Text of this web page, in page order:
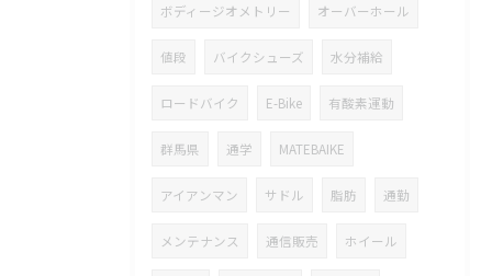
ボディージオメトリー オーバーホール
値段 バイクシューズ 水分補給
ロードバイク E-Bike 有酸素運動
群馬県 通学 MATEBAIKE
アイアンマン サドル 脂肪 通勤
メンテナンス 通信販売 ホイール